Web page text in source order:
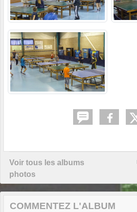
Voir tous les albums
photos
COMMENTEZ L'ALBUM